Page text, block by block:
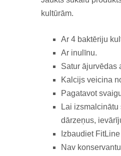
kultūrām.
Ar 4 baktēriju
Ar inulīnu.
Satur ājurvēdas
Kalcijs veicina
Pagatavot
Lai
dārzeņus,
Izbaudiet
Nav